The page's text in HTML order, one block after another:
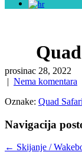
prosinac 28, 2022
| Nema komentara
Oznake: Quad
Navigacija
← Skijanje /